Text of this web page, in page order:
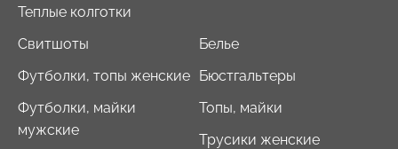
Теплые колготки
Свитшоты
Футболки, топы женские
Футболки, майки
мужские
Белье
Бюстгальтеры
Топы, майки
Трусики женские